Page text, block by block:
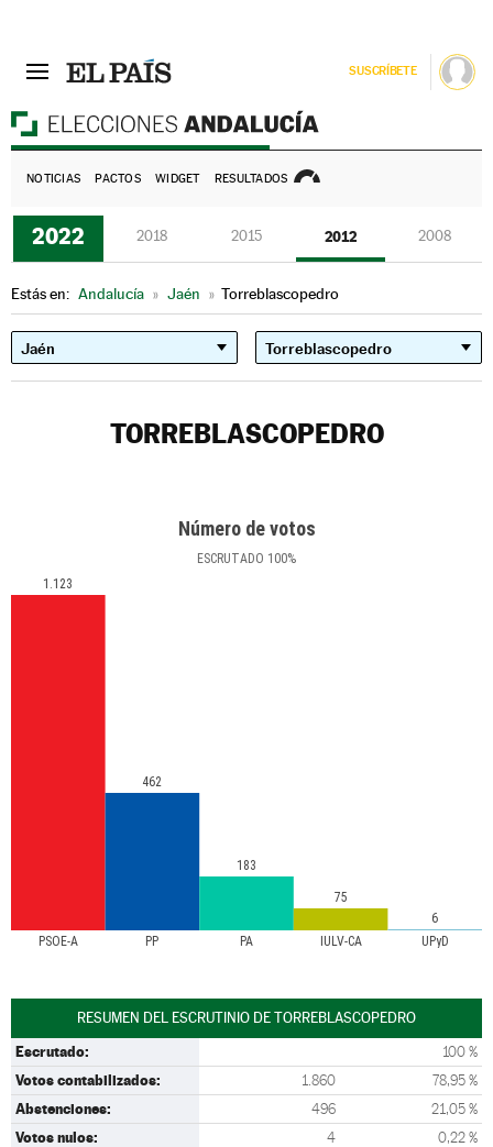
SUSCRÍBETE
NOTICIAS PACTOS WIDGET RESULTADOS
2022 2018 2015 2012 2008
Estás en: Andalucía » Jaén » Torreblascopedro
TORREBLASCOPEDRO
Número de votos
ESCRUTADO 100%
PSOE-A PP PA IULV-CA UPyD
1.123
462
183
75
6
RESUMEN DEL ESCRUTINIO DE TORREBLASCOPEDRO
Escrutado: 100 %
Votos contabilizados: 1.860 78,95 %
Abstenciones: 496 21,05 %
Votos nulos: 4 0,22 %